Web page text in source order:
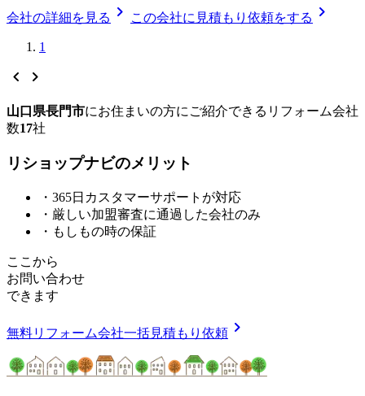
会社の詳細を見る chevron_right この会社に見積もり依頼をする chevron_right
1
chevron_left chevron_right
山口県長門市にお住まいの方にご紹介できる リフォーム会社
数17社
リショップナビのメ リ ッ ト
・365日カスタマーサポートが対応
・厳しい加盟審査に通過した会社のみ
・もしもの時の保証
ここから
お問い合わせ
できます
無料リフォーム会社一括見積もり依頼 chevron_right